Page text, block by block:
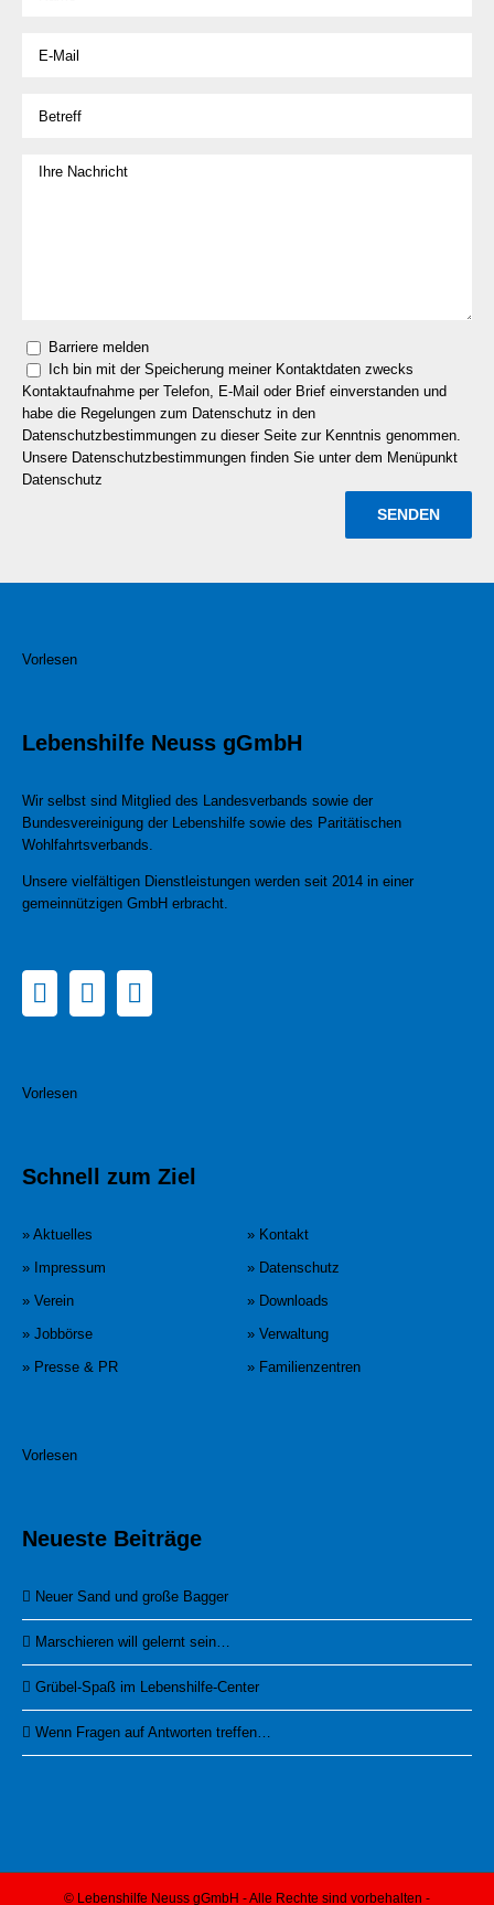
Barriere melden
Ich bin mit der Speicherung meiner Kontaktdaten zwecks
Kontaktaufnahme per Telefon, E-Mail oder Brief einverstanden und
habe die Regelungen zum Datenschutz in den
Datenschutzbestimmungen zu dieser Seite zur Kenntnis genommen.
Unsere Datenschutzbestimmungen finden Sie unter dem Menüpunkt
Datenschutz
Vorlesen
Lebenshilfe Neuss gGmbH
Wir selbst sind Mitglied des Landesverbands sowie der
Bundesvereinigung der Lebenshilfe sowie des Paritätischen
Wohlfahrtsverbands.
Unsere vielfältigen Dienstleistungen werden seit 2014 in einer
gemeinnützigen GmbH erbracht.
Vorlesen
Schnell zum Ziel
» Aktuelles
» Kontakt
» Impressum
» Datenschutz
» Verein
» Downloads
» Jobbörse
» Verwaltung
» Presse & PR
» Familienzentren
Vorlesen
Neueste Beiträge
Neuer Sand und große Bagger
Marschieren will gelernt sein…
Grübel-Spaß im Lebenshilfe-Center
Wenn Fragen auf Antworten treffen…
© Lebenshilfe Neuss gGmbH - Alle Rechte sind vorbehalten -